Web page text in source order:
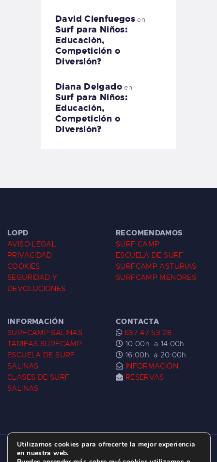
David Cienfuegos en
Surf para Niños:
Educación,
Competición o
Diversión?
Diana Delgadoen
Surf para Niños:
Educación,
Competición o
Diversión?
LOPD
AVISO LEGAL
PRIVACIDAD
COOKIES
SEGURIDAD Y
DEVOLUCIONES
RECOMENDAMOS
SURF CAMP
ESCUELA DE SURF
SURFCAMP ASTURIAS
SURFCAMP MENORES
INFORMACIÓN
SURFCAMP SALINAS
TARIFAS SURFCAMP
ESCUELA DE SURF
SALINAS
CLASES DE SURF
SALINAS
CONTACTA
637 47 53 28
10:00h. a 14:00h.
16:00h. a 20:00h.
INFORMACIÓN
RESERVAS
ESCUELA DE SURF LAS DUNAS ©
2026.
Utilizamos cookies para ofrecerte la mejor experiencia
en nuestra web.